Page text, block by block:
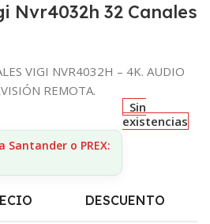
Nvr4032h 32 Canales
VIGI NVR4032H – 4K. AUDIO
REMOTA.
Santander o PREX:
Sin
existencias
DESCUENTO